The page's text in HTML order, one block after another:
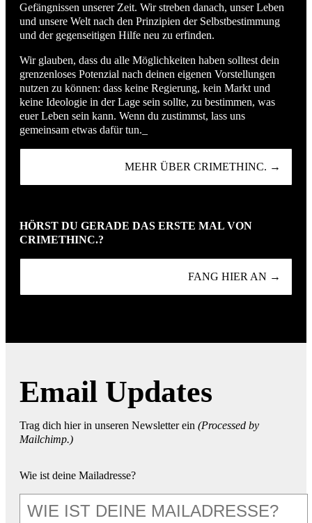
Gefängnissen unserer Zeit. Wir streben danach, unser Leben
und unsere Welt nach den Prinzipien der Selbstbestimmung
und der gegenseitigen Hilfe neu zu erfinden.
Wir glauben, dass du alle Möglichkeiten haben solltest dein
grenzenloses Potenzial nach deinen eigenen Vorstellungen
nutzen zu können: dass keine Regierung, kein Markt und
keine Ideologie in der Lage sein sollte, zu bestimmen, was
euer Leben sein kann. Wenn du zustimmst, lass uns
gemeinsam etwas dafür tun._
MEHR ÜBER CRIMETHINC. →
HÖRST DU GERADE DAS ERSTE MAL VON
CRIMETHINC.?
FANG HIER AN →
Email Updates
Trag dich hier in unseren Newsletter ein (Processed by
Mailchimp.)
Wie ist deine Mailadresse?